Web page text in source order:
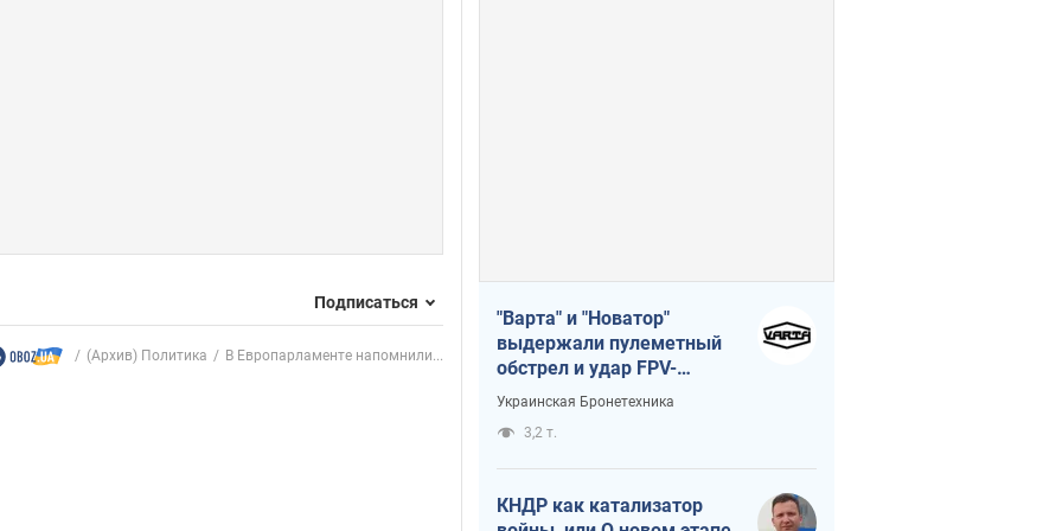
Подписаться
(Архив) Политика В Европарламенте напомнили...
"Варта" и "Новатор"
выдержали пулеметный
обстрел и удар FPV-
дрона, сохранив жизнь
Украинская Бронетехника
3,2 т.
КНДР как катализатор